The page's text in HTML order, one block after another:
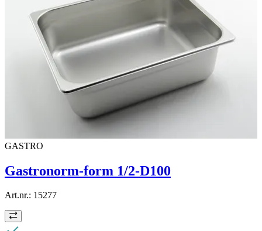
GASTRO
Gastronorm-form 1/2-D100
Art.nr.: 15277